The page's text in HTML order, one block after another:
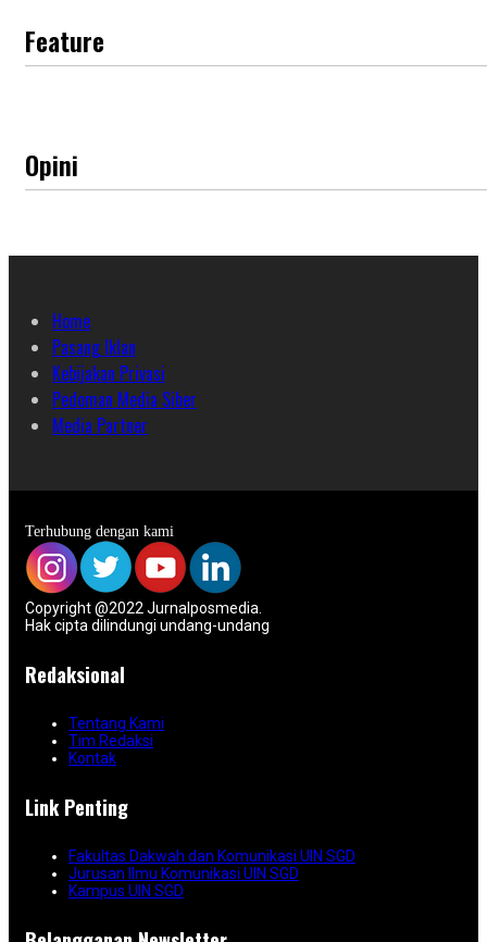
Feature
Opini
Home
Pasang Iklan
Kebijakan Privasi
Pedoman Media Siber
Media Partner
Terhubung dengan kami
Copyright @2022 Jurnalposmedia.
Hak cipta dilindungi undang-undang
Redaksional
Tentang Kami
Tim Redaksi
Kontak
Link Penting
Fakultas Dakwah dan Komunikasi UIN SGD
Jurusan Ilmu Komunikasi UIN SGD
Kampus UIN SGD